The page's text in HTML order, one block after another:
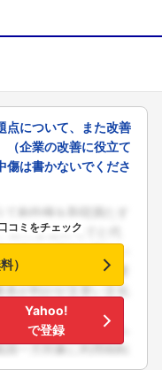
点について、また改善
（企業の改善に役立て
傷は書かないでくださ
コミをチェック
）
Yahoo!
で登録